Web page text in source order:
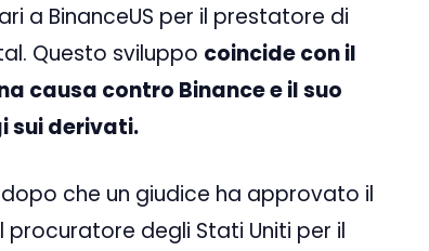
a BinanceUS per il prestatore di
Questo sviluppo coincide con il
causa contro Binance e il suo
sui derivati.
che un giudice ha approvato il
degli Stati Uniti per il